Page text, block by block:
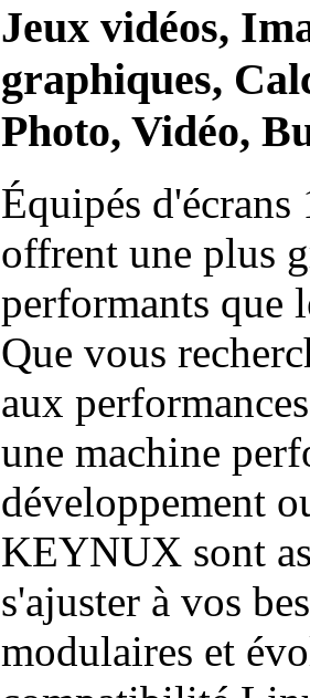
Jeux vidéos,
graphiques,
Photo, Vidéo,
Équipés
offrent une plus
performants que
Que vous
aux
une machine
développement
KEYNUX sont
s'ajuster à vos
modulaires et